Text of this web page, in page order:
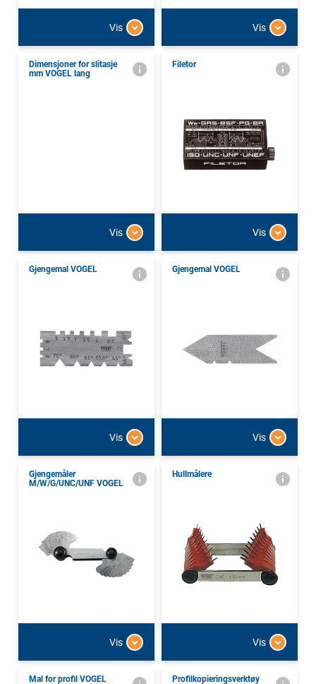
Vis Vis
Dimensjoner for slitasje
mm VOGEL lang
Vis
Filetor
Vis
Gjengemal VOGEL
Vis
Gjengemal VOGEL
Vis
Gjengemåler
M/W/G/UNC/UNF VOGEL
Vis
Hullmålere
Vis
Mal for profil VOGEL
Profilkopieringsverktøy